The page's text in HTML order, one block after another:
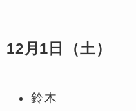
12月1日（土）
鈴木